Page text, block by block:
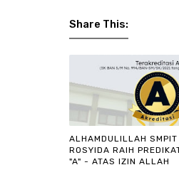
Share This:
ALHAMDULILLAH SMPIT
ROSYIDA RAIH
"A" - ATAS IZIN ALLAH